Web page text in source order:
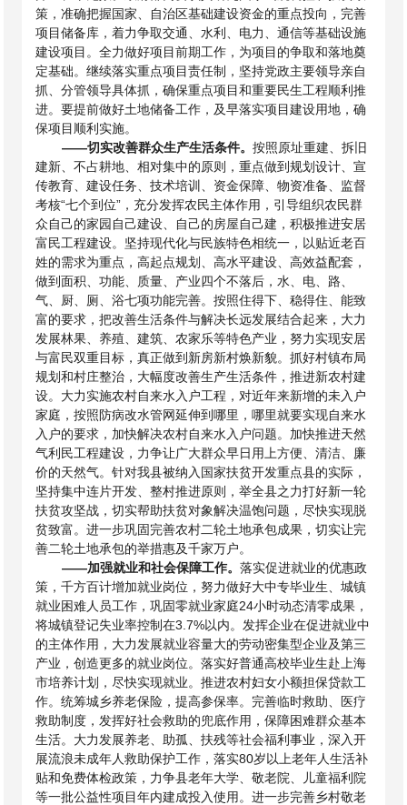
策，准确把握国家、自治区基础建设资金的重点投向，完善
项目储备库，着力争取交通、水利、电力、通信等基础设施
建设项目。全力做好项目前期工作，为项目的争取和落地奠
定基础。继续落实重点项目责任制，坚持党政主要领导亲自
抓、分管领导具体抓，确保重点项目和重要民生工程顺利推
进。要提前做好土地储备工作，及早落实项目建设用地，确
保项目顺利实施。
——切实改善群众生产生活条件。 按照原址重建、拆旧
建新、不占耕地、相对集中的原则，重点做到规划设计、宣
传教育、建设任务、技术培训、资金保障、物资准备、监督
考核“七个到位”，充分发挥农民主体作用，引导组织农民群
众自己的家园自己建设、自己的房屋自己建，积极推进安居
富民工程建设。坚持现代化与民族特色相统一，以贴近老百
姓的需求为重点，高起点规划、高水平建设、高效益配套，
做到面积、功能、质量、产业四个不落后，水、电、路、
气、厨、厕、浴七项功能完善。按照住得下、稳得住、能致
富的要求，把改善生活条件与解决长远发展结合起来，大力
发展林果、养殖、建筑、农家乐等特色产业，努力实现安居
与富民双重目标，真正做到新房新村焕新貌。抓好村镇布局
规划和村庄整治，大幅度改善生产生活条件，推进新农村建
设。大力实施农村自来水入户工程，对近年来新增的未入户
家庭，按照防病改水管网延伸到哪里，哪里就要实现自来水
入户的要求，加快解决农村自来水入户问题。加快推进天然
气利民工程建设，力争让广大群众早日用上方便、清洁、廉
价的天然气。针对我县被纳入国家扶贫开发重点县的实际，
坚持集中连片开发、整村推进原则，举全县之力打好新一轮
扶贫攻坚战，切实帮助扶贫对象解决温饱问题，尽快实现脱
贫致富。进一步巩固完善农村二轮土地承包成果，切实让完
善二轮土地承包的举措惠及千家万户。
——加强就业和社会保障工作。 落实促进就业的优惠政
策，千方百计增加就业岗位，努力做好大中专毕业生、城镇
就业困难人员工作，巩固零就业家庭24小时动态清零成果，
将城镇登记失业率控制在3.7%以内。发挥企业在促进就业中
的主体作用，大力发展就业容量大的劳动密集型企业及第三
产业，创造更多的就业岗位。落实好普通高校毕业生赴上海
市培养计划，尽快实现就业。推进农村妇女小额担保贷款工
作。统筹城乡养老保险，提高参保率。完善临时救助、医疗
救助制度，发挥好社会救助的兜底作用，保障困难群众基本
生活。 大力发展养老、助孤、扶残等社会福利事业，深入开
展流浪未成年人救助保护工作，落实80岁以上老年人生活补
贴和免费体检政策， 力争县老年大学、敬老院、儿童福利院
等一批公益性项目年内建成投入使用。进一步完善乡村敬老